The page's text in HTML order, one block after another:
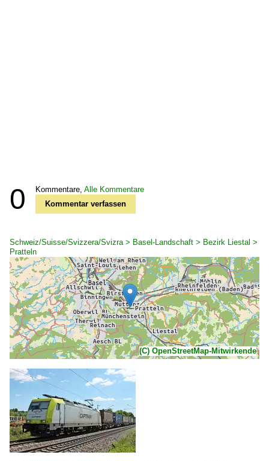
0 Kommentare, Alle Kommentare
Kommentar verfassen
Schweiz/Suisse/Svizzera/Svizra > Basel-Landschaft > Bezirk Liestal >
Pratteln
(C) OpenStreetMap-Mitwirkende